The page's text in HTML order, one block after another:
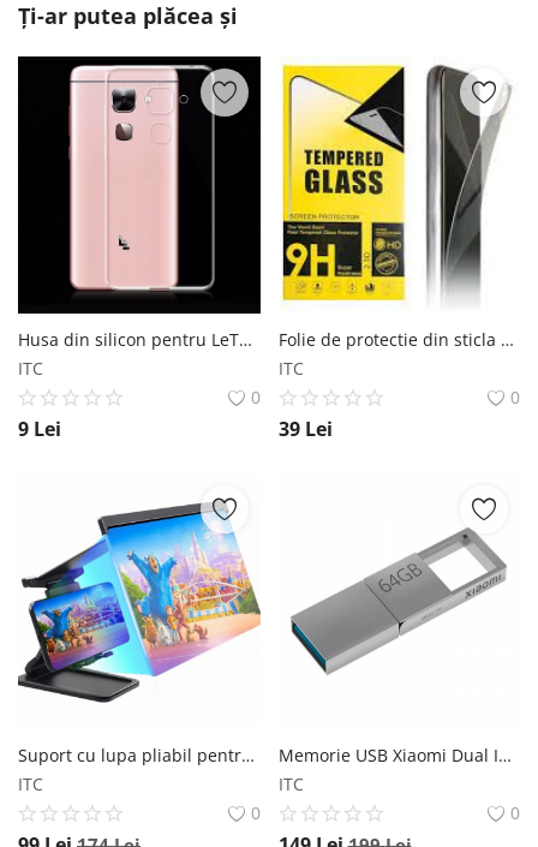
Ți-ar putea plăcea și
Husa din silicon pentru LeTV Leeco Le S3 (626, 622) -DualStore
ITC
0
9 Lei
Folie de protectie din sticla pentru Xiaomi Mi 9SE
ITC
0
39 Lei
Suport cu lupa pliabil pentru telefon mobil iSEN 3D Phone Magnifying Glass Plus Negru, 12 , Protectie ochi, Unghi ajustabil iSEN
ITC
0
Memorie USB Xiaomi Dual Interface U Disk Silver, 64GB, USB A 3.2, USB Type-C, OTG, Aliaj de zinc Xiaomi
ITC
0